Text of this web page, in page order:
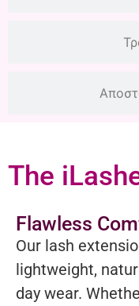
The
Flawless
Our lash
lightweight,
day wear.